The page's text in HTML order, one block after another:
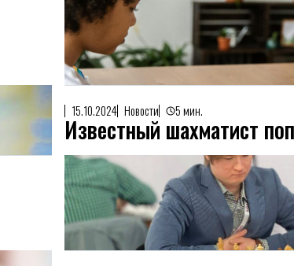
15.10.2024 Новости 5 мин.
Известный шахматист